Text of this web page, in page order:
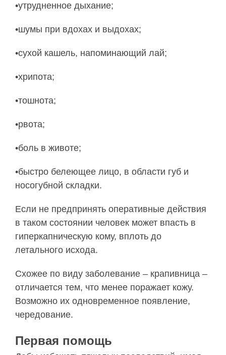
•утрудненное дыхание;
•шумы при вдохах и выдохах;
•сухой кашель, напоминающий лай;
•хрипота;
•тошнота;
•рвота;
•боль в животе;
•быстро белеющее лицо, в области губ и
носогубной складки.
Если не предпринять оперативные действия
в таком состоянии человек может впасть в
гиперкапническую кому, вплоть до
летального исхода.
Схожее по виду заболевание – крапивница –
отличается тем, что менее поражает кожу.
Возможно их одновременное появление,
чередование.
Первая помощь